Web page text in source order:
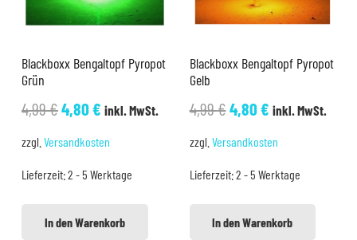
Blackboxx Bengaltopf Pyropot
Grün
4,99€Ursprünglicher
4,99 €
4,80€Aktueller
4,80 €.
inkl. MwSt.
zzgl. Versandkosten
Lieferzeit:2 - 5 Werktage
In den Warenkorb
Blackboxx Bengaltopf Pyropot
Gelb
4,99€Ursprünglicher
4,99 €
4,80€Aktueller
4,80 €.
inkl. MwSt.
zzgl. Versandkosten
Lieferzeit:2 - 5 Werktage
In den Warenkorb